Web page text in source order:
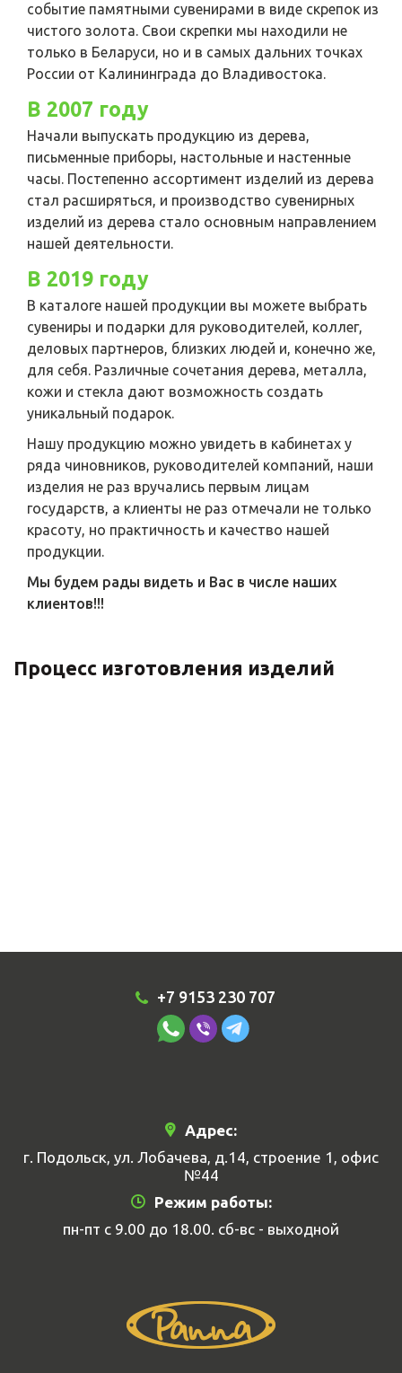
событие памятными сувенирами в виде скрепок из
чистого золота. Свои скрепки мы находили не
только в Беларуси, но и в самых дальних точках
России от Калининграда до Владивостока.
В 2007 году
Начали выпускать продукцию из дерева,
письменные приборы, настольные и настенные
часы. Постепенно ассортимент изделий из дерева
стал расширяться, и производство сувенирных
изделий из дерева стало основным направлением
нашей деятельности.
В 2019 году
В каталоге нашей продукции вы можете выбрать
сувениры и подарки для руководителей, коллег,
деловых партнеров, близких людей и, конечно же,
для себя. Различные сочетания дерева, металла,
кожи и стекла дают возможность создать
уникальный подарок.
Нашу продукцию можно увидеть в кабинетах у
ряда чиновников, руководителей компаний, наши
изделия не раз вручались первым лицам
государств, а клиенты не раз отмечали не только
красоту, но практичность и качество нашей
продукции.
Мы будем рады видеть и Вас в числе наших
клиентов!!!
Процесс изготовления изделий
+7 9153 230 707
Адрес:
г. Подольск, ул. Лобачева, д.14, строение 1, офис
№44
Режим работы:
пн-пт с 9.00 до 18.00. сб-вс - выходной